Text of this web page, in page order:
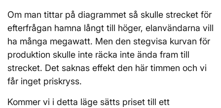
Om man tittar på diagrammet så skulle strecket för
efterfrågan hamna långt till höger, elanvändarna vill
ha många megawatt. Men den stegvisa kurvan för
produktion skulle inte räcka inte ända fram till
strecket. Det saknas effekt den här timmen och vi
får inget priskryss.
Kommer vi i detta läge sätts priset till ett